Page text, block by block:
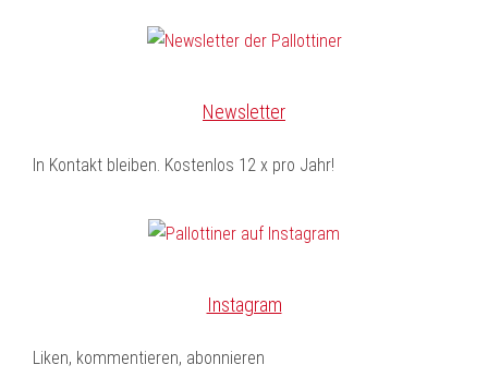
Newsletter
In Kontakt bleiben. Kostenlos 12 x pro Jahr!
Instagram
Liken, kommentieren, abonnieren